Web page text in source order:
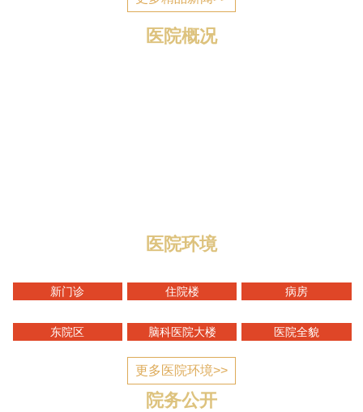
医院概况
医院环境
新门诊 住院楼 病房
东院区 脑科医院大楼 医院全貌
更多医院环境>>
院务公开